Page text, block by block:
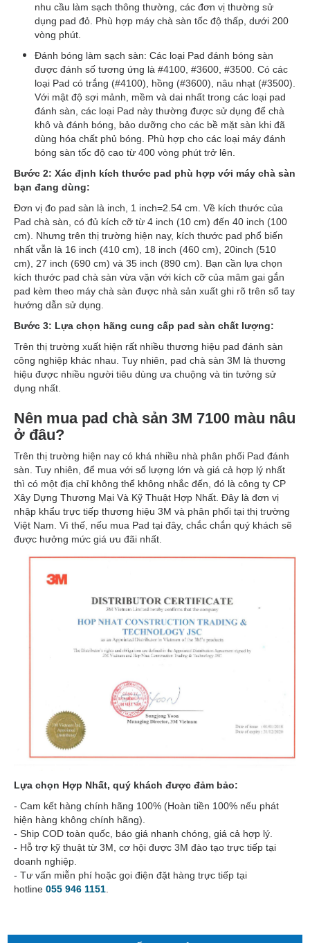
nhu cầu làm sạch thông thường, các đơn vị thường sử
dụng pad đỏ. Phù hợp máy chà sàn tốc độ thấp, dưới 200
vòng phút.
Đánh bóng làm sạch sàn: Các loại Pad đánh bóng sàn
được đánh số tương ứng là #4100, #3600, #3500. Có các
loại Pad có trắng (#4100), hồng (#3600), nâu nhạt (#3500).
Với mật độ sợi mảnh, mềm và dai nhất trong các loại pad
đánh sàn, các loại Pad này thường được sử dụng để chà
khô và đánh bóng, bảo dưỡng cho các bề mặt sàn khi đã
dùng hóa chất phủ bóng. Phù hợp cho các loại máy đánh
bóng sàn tốc độ cao từ 400 vòng phút trở lên.
Bước 2: Xác định kích thước pad phù hợp với máy chà sàn
bạn đang dùng:
Đơn vị đo pad sàn là inch, 1 inch=2.54 cm. Về kích thước của
Pad chà sàn, có đủ kích cỡ từ 4 inch (10 cm) đến 40 inch (100
cm). Nhưng trên thị trường hiện nay, kích thước pad phổ biến
nhất vẫn là 16 inch (410 cm), 18 inch (460 cm), 20inch (510
cm), 27 inch (690 cm) và 35 inch (890 cm). Bạn cần lựa chọn
kích thước pad chà sàn vừa vặn với kích cỡ của mâm gai gắn
pad kèm theo máy chà sàn được nhà sản xuất ghi rõ trên sổ tay
hướng dẫn sử dụng.
Bước 3: Lựa chọn hãng cung cấp pad sàn chất lượng:
Trên thị trường xuất hiện rất nhiều thương hiệu pad đánh sàn
công nghiệp khác nhau. Tuy nhiên, pad chà sàn 3M là thương
hiệu được nhiều người tiêu dùng ưa chuộng và tin tưởng sử
dụng nhất.
Nên mua pad chà sản 3M 7100 màu nâu
ở đâu?
Trên thị trường hiện nay có khá nhiều nhà phân phối Pad đánh
sàn. Tuy nhiên, để mua với số lượng lớn và giá cả hợp lý nhất
thì có một địa chỉ không thể không nhắc đến, đó là công ty CP
Xây Dựng Thương Mại Và Kỹ Thuật Hợp Nhất. Đây là đơn vị
nhập khẩu trực tiếp thương hiệu 3M và phân phối tại thị trường
Việt Nam. Vì thế, nếu mua Pad tại đây, chắc chắn quý khách sẽ
được hưởng mức giá ưu đãi nhất.
Lựa chọn Hợp Nhất, quý khách được đảm bảo:
- Cam kết hàng chính hãng 100% (Hoàn tiền 100% nếu phát
hiện hàng không chính hãng).
- Ship COD toàn quốc, báo giá nhanh chóng, giá cả hợp lý.
- Hỗ trợ kỹ thuật từ 3M, cơ hội được 3M đào tạo trực tiếp tại
doanh nghiệp.
- Tư vấn miễn phí hoặc gọi điện đặt hàng trực tiếp tại
hotline 055 946 1151